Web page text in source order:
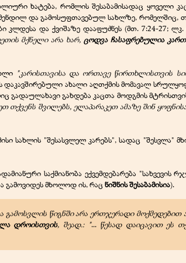
ხატება, რომლის შესაბამისადაც ყოველი
და გამოსუფთავებულ სახლზე, რომელშიც,
და ქვიშაზე დააფუძნეს (მთ. 7:24-27; ლკ.
მქნელი არა ხარ,ცოდვა ჩასაფრებულია
"კარისთავისა და ორთავე წირთხლისთვის
დაკავშირებული ახალი აღთქმის მომავალ
გადაულახავი გახდება კაცთა მოდგმის
თქვენს შვილებს, ელაპარაკეთ ამაზე შინ
სახლის "შესასვლელ კარებს", სადაც "შესვლა"
საქმიანობა ექვემდებარება
გამოვიდეს მხოლოდ ის, რაცნიშნის შესაბამისია).
წიგნში არა ერთჯერადი
დროისთვის, შეად.: "... წესად დაიცავით ეს